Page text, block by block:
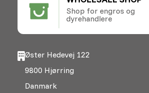
Shop for engros og
dyrehandlere
Øster Hedevej 122
9800 Hjørring
Danmark